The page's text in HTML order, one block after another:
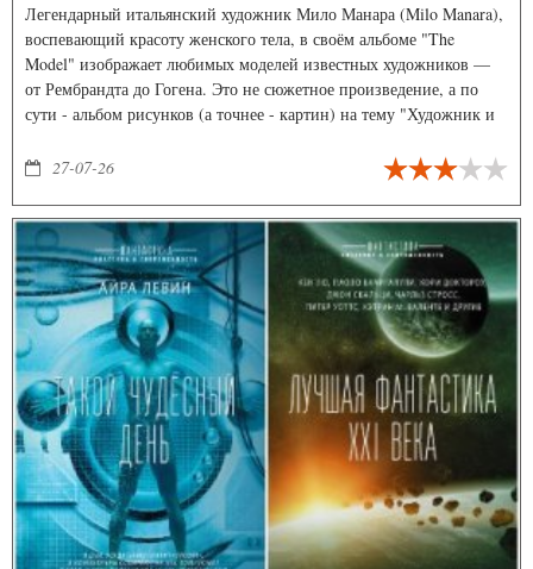
Легендарный итальянский художник Мило Манара (Milo Manara),
воспевающий красоту женского тела, в своём альбоме "The
Model" изображает любимых моделей известных художников —
от Рембрандта до Гогена. Это не сюжетное произведение, а по
сути - альбом рисунков (а точнее - картин) на тему "Художник и
27-07-26